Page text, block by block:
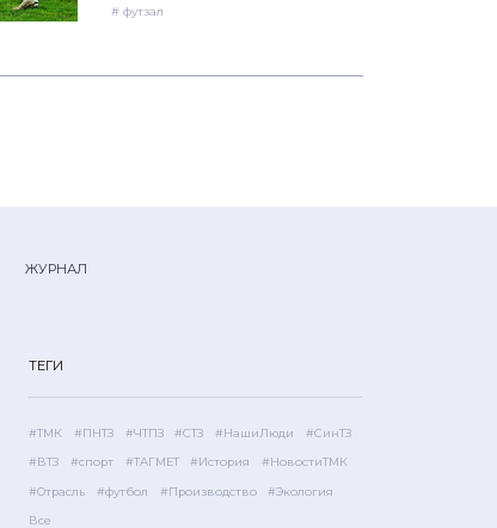
# футзал
ЖУРНАЛ
ТЕГИ
#ТМК #ПНТЗ #ЧТПЗ #СТЗ #НашиЛюди #СинТЗ
#ВТЗ #спорт #ТАГМЕТ #История #НовостиТМК
#Отрасль #футбол #Производство #Экология
Все